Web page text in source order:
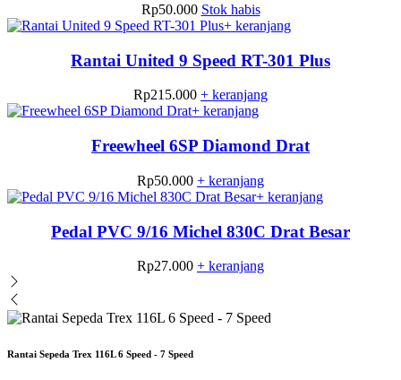
Rp50.000 Stok habis
+ keranjang
Rantai United 9 Speed RT-301 Plus
Rp215.000 + keranjang
+ keranjang
Freewheel 6SP Diamond Drat
Rp50.000 + keranjang
+ keranjang
Pedal PVC 9/16 Michel 830C Drat Besar
Rp27.000 + keranjang
Rantai Sepeda Trex 116L 6 Speed - 7 Speed